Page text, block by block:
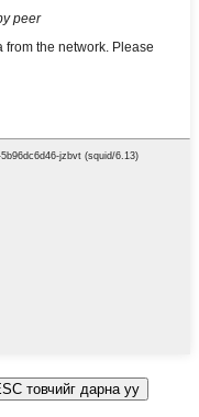
товчийг дарна уу